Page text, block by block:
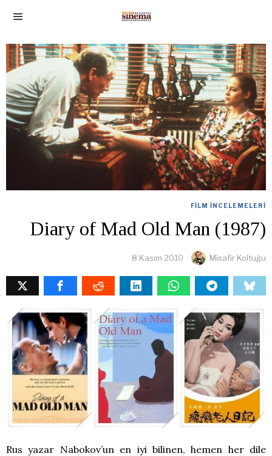
FILM İNCELEMELERI
Diary of Mad Old Man (1987)
8 Kasım 2010 Misafir Koltuğu
Rus yazar Nabokov’un en iyi bilinen, hemen her dile